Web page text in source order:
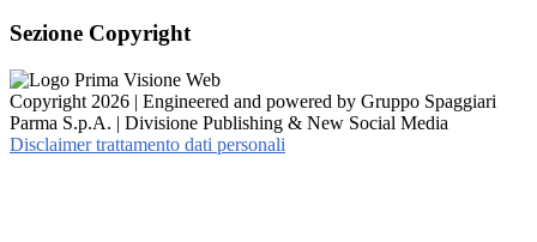
Sezione Copyright
Copyright 2026 | Engineered and powered by Gruppo Spaggiari
Parma S.p.A. | Divisione Publishing & New Social Media
Disclaimer trattamento dati personali